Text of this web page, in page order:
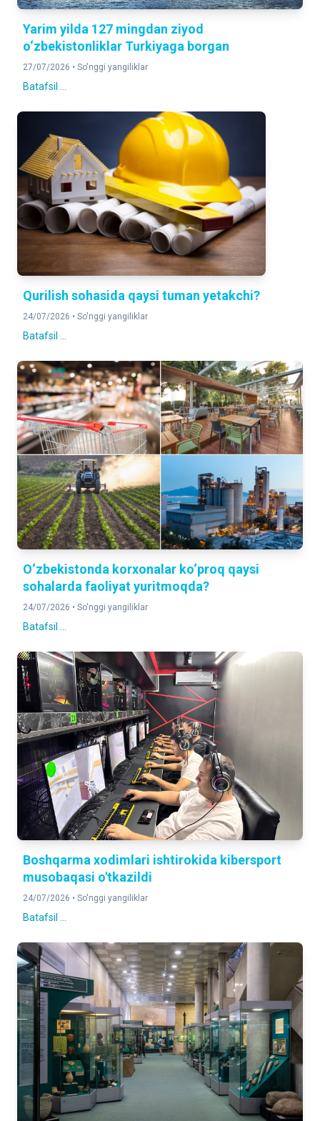
Yarim yilda 127 mingdan ziyod
o‘zbekistonliklar Turkiyaga borgan
27/07/2026 • So'nggi yangiliklar
Batafsil ...
Qurilish sohasida qaysi tuman yetakchi?
24/07/2026 • So'nggi yangiliklar
Batafsil ...
O‘zbekistonda korxonalar ko‘proq qaysi
sohalarda faoliyat yuritmoqda?
24/07/2026 • So'nggi yangiliklar
Batafsil ...
Boshqarma xodimlari ishtirokida kibersport
musobaqasi o'tkazildi
24/07/2026 • So'nggi yangiliklar
Batafsil ...